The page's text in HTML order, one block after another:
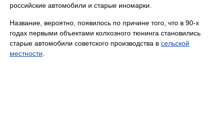
российские автомобили и старые иномарки.
Название, вероятно, появилось по причине того, что в 90-х
годах первыми объектами колхозного тюнинга становились
старые автомобили советского производства в сельской
местности.